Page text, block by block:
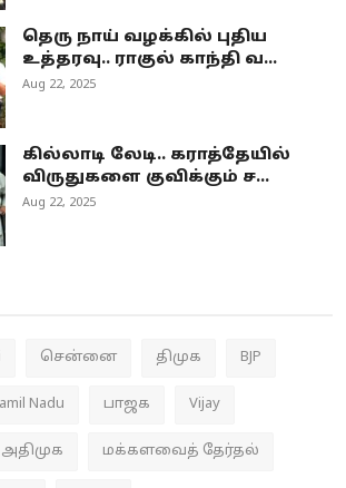
தெரு நாய் வழக்கில் புதிய
உத்தரவு.. ராகுல் காந்தி வ...
Aug 22, 2025
கில்லாடி லேடி.. கராத்தேயில்
விருதுகளை குவிக்கும் ச...
Aug 22, 2025
சென்னை திமுக BJP
Nadu பாஜக Vijay
அதிமுக மக்களவைத் தேர்தல்